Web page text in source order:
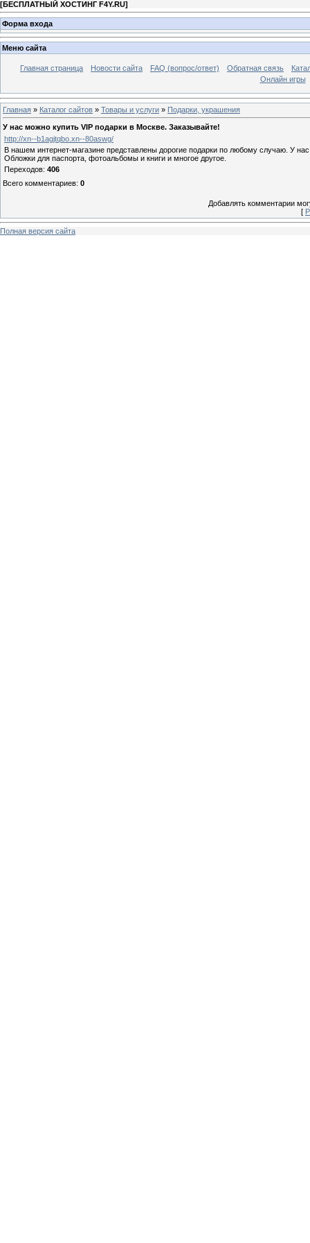
[БЕСПЛАТНЫЙ ХОСТИНГ F4Y.RU]
Форма входа
Меню сайта
Главная страница Новости сайта FAQ (вопрос/ответ) Обратная связь
Онлайн игры
Главная » Каталог сайтов » Товары и услуги » Подарки, украшения
У нас можно купить VIP подарки в Москве. Заказывайте!
http://xn--b1agjtqbo.xn--80aswg/
В нашем интернет-магазине представлены дорогие подарки по любому случаю. У
Обложки для паспорта, фотоальбомы и книги и многое другое.
Переходов: 406
Всего комментариев: 0
Добавлять комментарии
[
Полная версия сайта